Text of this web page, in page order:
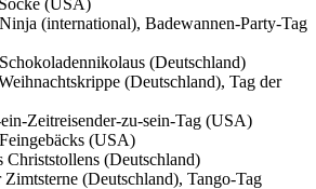
(international), Badewannen-Party-Tag
(Deutschland)
(Deutschland), Tag der
Zeitreisender-zu-sein-Tag (USA)
(USA)
Christstollens (Deutschland)
Zimtsterne (Deutschland), Tango-Tag